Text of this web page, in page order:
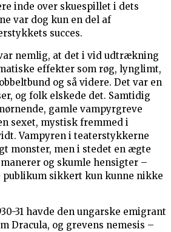
inde over skuespillet i dets
var dog kun en del af
succes.
nemlig, at det i vid udtrækning
effekter som røg, lynglimt,
og så videre. Det var en
og folk elskede det. Samtidig
gamle vampyrgreve
sexet, mystisk fremmed i
Vampyren i teaterstykkerne
monster, men i stedet en ægte
og skumle hensigter –
sikkert kun kunne nikke
31 havde den ungarske emigrant
Dracula, og grevens nemesis –